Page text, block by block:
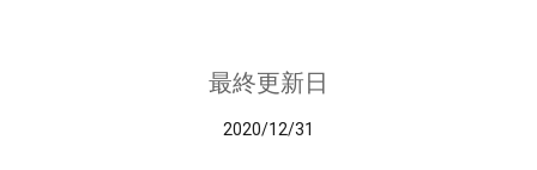
最終更新日
2020/12/31